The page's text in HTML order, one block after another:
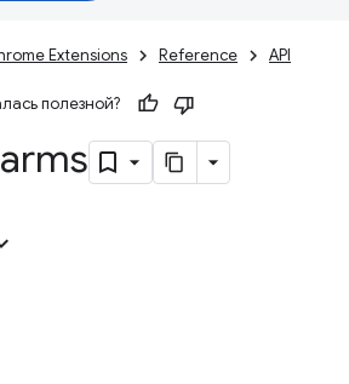
Extensions Reference API
полезной?